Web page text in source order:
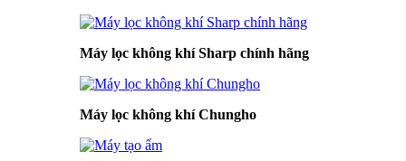
Máy lọc không khí Sharp chính hãng
Máy lọc không khí Chungho